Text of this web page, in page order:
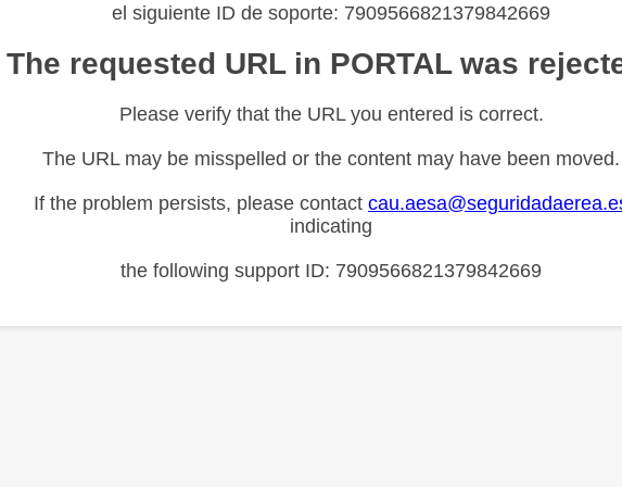
el siguiente ID de soporte: 7909566821379842669
The requested URL in PORTAL was
Please verify that the URL you entered is correct.
The URL may be misspelled or the content may have been moved.
If the problem persists, please contact
indicating
the following support ID: 7909566821379842669